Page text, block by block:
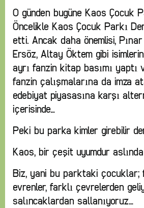
O günden bugüne Kaos Çocuk
Öncelikle Kaos Çocuk Parkı
etti. Ancak daha önemlisi,
Ersöz, Altay Öktem gibi
ayrı fanzin kitap basımı yaptı
fanzin çalışmalarına da imza
edebiyat piyasasına karşı
içerisinde…
Peki bu parka kimler girebilir
Kaos, bir çeşit uyumdur
Biz, yani bu parktaki çocuklar;
evrenler, farklı çevrelerden
salıncaklardan sallanıyoruz…